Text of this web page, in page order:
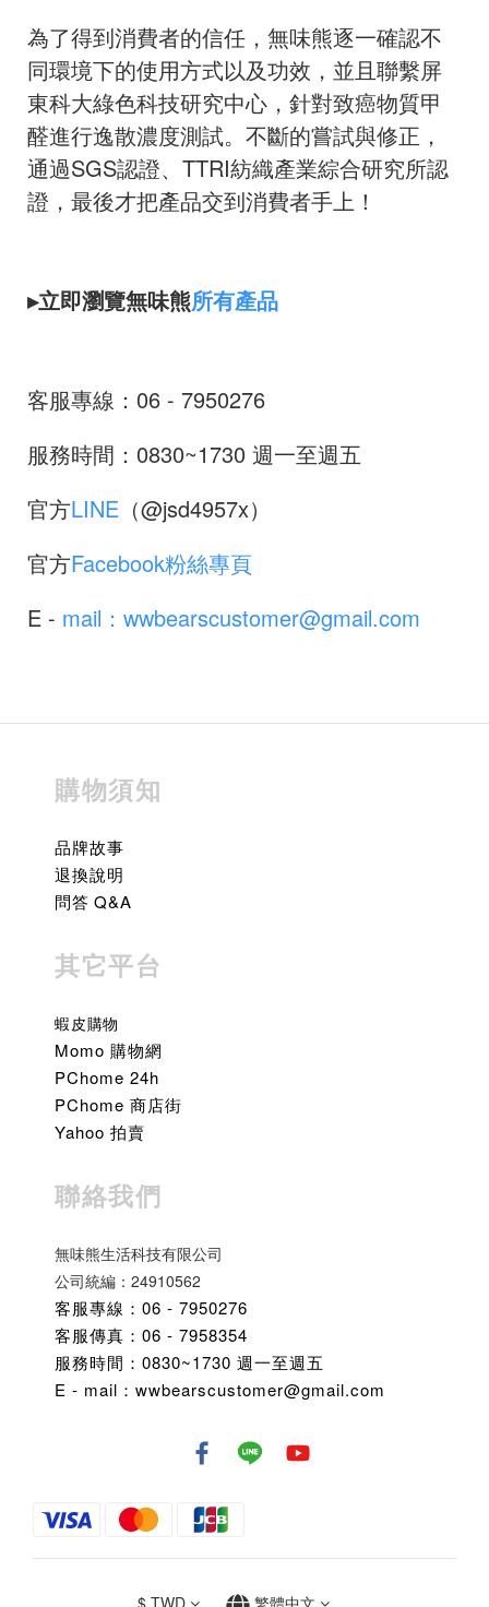
為了得到消費者的信任，無味熊逐一確認不
同環境下的使用方式以及功效，並且聯繫屏
東科大綠色科技研究中心，針對致癌物質甲
醛進行逸散濃度測試。不斷的嘗試與修正，
通過SGS認證、TTRI紡織產業綜合研究所認
證，最後才把產品交到消費者手上！
▸立即瀏覽無味熊所有產品
客服專線：06 - 7950276
服務時間：0830~1730 週一至週五
官方LINE （@jsd4957x）
官方Facebook粉絲專頁
E - mail：wwbearscustomer@gmail.com
購物須知
品牌故事
退換說明
問答 Q&A
其它平台
蝦皮購物
Momo 購物網
PChome 24h
PChome 商店街
Yahoo 拍賣
聯絡我們
無味熊生活科技有限公司
公司統編：24910562
客服專線：06 - 7950276
客服傳真：06 - 7958354
服務時間：0830~1730 週一至週五
E - mail：wwbearscustomer@gmail.com